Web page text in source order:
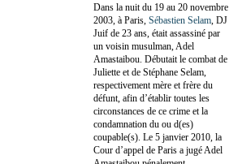
Dans la nuit du 19 au 20 novembre
2003, à Paris, Sébastien Selam , DJ
Juif de 23 ans, était assassiné par
un voisin musulman, Adel
Amastaibou. Débutait le combat de
Juliette et de Stéphane Selam,
respectivement mère et frère du
défunt, afin d’établir toutes les
circonstances de ce crime et la
condamnation du ou d(es)
coupable(s). Le 5 janvier 2010, la
Cour d’appel de Paris a jugé Adel